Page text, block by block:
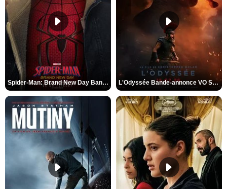
Spider-Man: Brand New Day Bande-annonce VO STFR L'Odyssée Bande-annonce VO STFR